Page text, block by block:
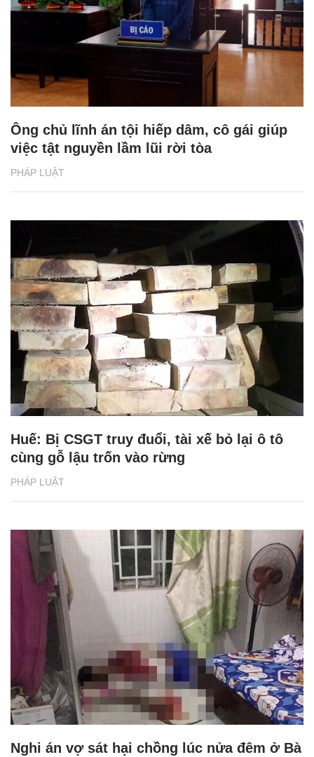
PHÁP LUẬT
Ông chủ lĩnh án tội hiếp dâm, cô gái giúp
việc tật nguyền lầm lũi rời tòa
PHÁP LUẬT
Huế: Bị CSGT truy đuổi, tài xế bỏ lại ô tô
cùng gỗ lậu trốn vào rừng
Nghi án vợ sát hại chồng lúc nửa đêm ở Bà